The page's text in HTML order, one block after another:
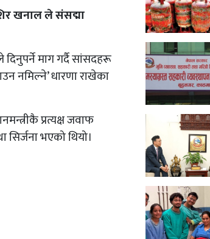
खनाल ले संसद्मा
दिनुपर्ने माग गर्दै सांसदहरू
नमिल्ने’ धारणा राखेका
प्रत्यक्ष जवाफ
भएको थियो।